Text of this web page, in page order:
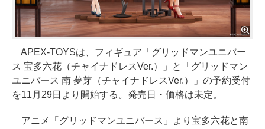
APEX-TOYSは、フィギュア「グリッドマンユニバー
ス 宝多六花（チャイナドレスVer.）」と「グリッドマン
ユニバース 南 夢芽（チャイナドレスVer.）」の予約受付
を11月29日より開始する。発売日・価格は未定。
アニメ「グリッドマンユニバース」より宝多六花と南